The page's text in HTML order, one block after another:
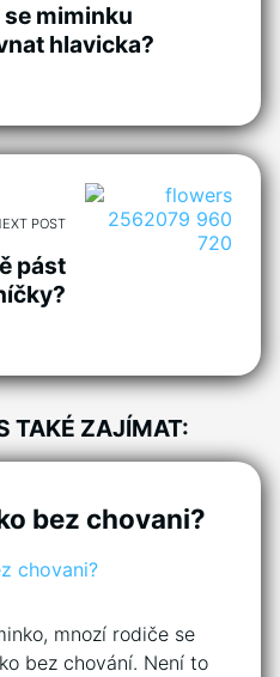
se miminku
hlavicka?
POST
pást
TAKÉ ZAJÍMAT:
bez chovani?
mnozí rodiče se
bez chování. Není to